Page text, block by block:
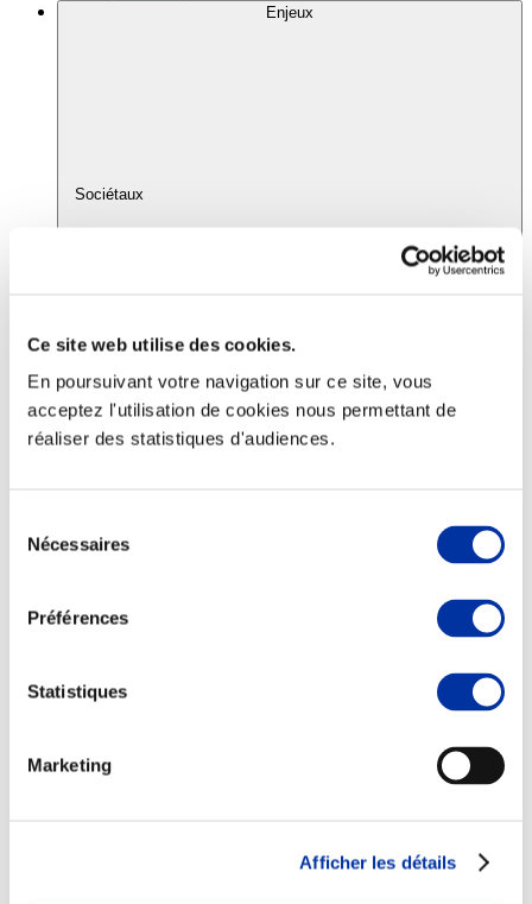
Ce site web utilise des cookies.
En poursuivant votre navigation sur ce site, vous
acceptez l'utilisation de cookies nous permettant de
réaliser des statistiques d'audiences.
Nécessaires
Préférences
Statistiques
Marketing
Afficher les détails
Enjeux
Sociétaux
Pacte sociétal
La plateforme des initiatives sociétales